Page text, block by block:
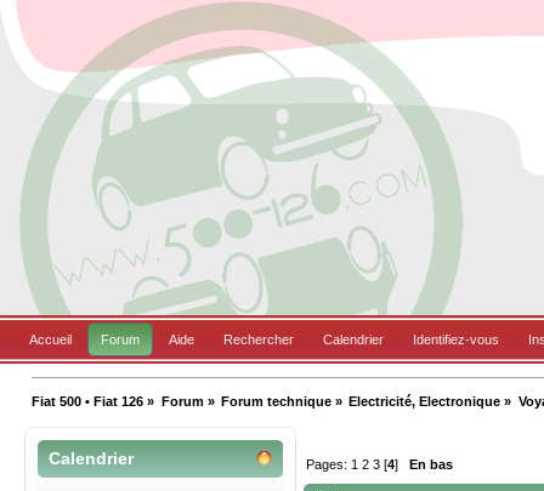
Accueil Forum Aide Rechercher Calendrier Identifiez-vous
Fiat 500 • Fiat 126 » Forum» Forum technique» Electricité, Electronique »
Calendrier Pages: 1 2 3 [4] En bas